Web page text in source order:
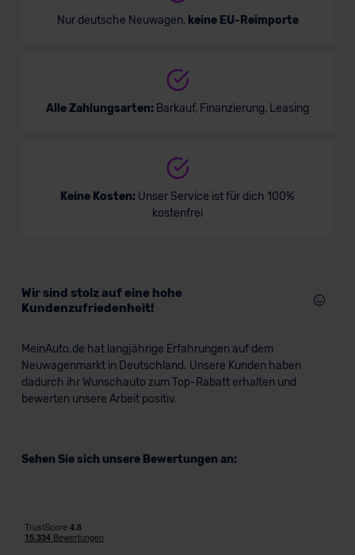
Nur deutsche Neuwagen, keine EU-Reimporte
Alle Zahlungsarten: Barkauf, Finanzierung, Leasing
Keine Kosten: Unser Service ist für dich 100%
kostenfrei
Wir sind stolz auf eine hohe
Kundenzufriedenheit!
MeinAuto.de hat langjährige Erfahrungen auf dem
Neuwagenmarkt in Deutschland. Unsere Kunden haben
dadurch ihr Wunschauto zum Top-Rabatt erhalten und
bewerten unsere Arbeit positiv.
Sehen Sie sich unsere Bewertungen an: